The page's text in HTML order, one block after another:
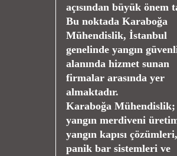
açısından büyük önem
Bu noktada Karaboğa
Mühendislik, İstanbul
genelinde yangın
alanında hizmet sunan
firmalar arasında yer
almaktadır.
Karaboğa Mühendislik;
yangın merdiveni
yangın kapısı çözümleri,
panik bar sistemleri ve